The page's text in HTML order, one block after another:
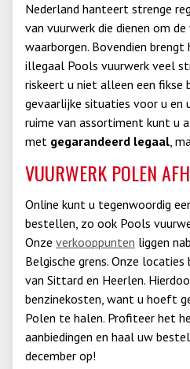
Nederland hanteert strenge
van vuurwerk die dienen om
waarborgen. Bovendien
illegaal Pools vuurwerk veel
riskeert u niet alleen een fikse
gevaarlijke situaties voor u en
ruime van assortiment kunt u
met gegarandeerd legaal,
VUURWERK POLEN
Online kunt u tegenwoordig
bestellen, zo ook Pools
Onze verkooppunten liggen
Belgische grens. Onze
van Sittard en Heerlen.
benzinekosten, want u hoeft
Polen te halen. Profiteer het
aanbiedingen en haal uw
december op!